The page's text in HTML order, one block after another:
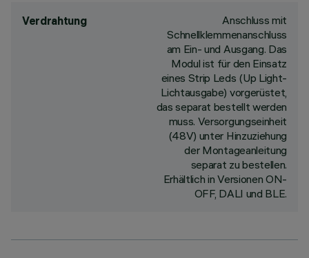
Verdrahtung
Anschluss mit
Schnellklemmenanschluss
am Ein- und Ausgang. Das
Modul ist für den Einsatz
eines Strip Leds (Up Light-
Lichtausgabe) vorgerüstet,
das separat bestellt werden
muss. Versorgungseinheit
(48V) unter Hinzuziehung
der Montageanleitung
separat zu bestellen.
Erhältlich in Versionen ON-
OFF, DALI und BLE.